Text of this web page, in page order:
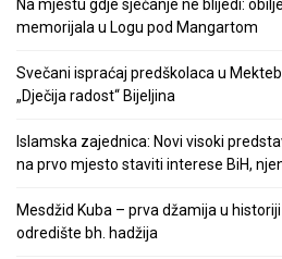
Na mjestu gdje sjećanje ne blijedi:
memorijala u Logu pod Mangartom
Svečani ispraćaj predškolaca u
„Dječija radost“ Bijeljina
Islamska zajednica: Novi visoki
na prvo mjesto staviti interese BiH,
Mesdžid Kuba – prva džamija u
odredište bh. hadžija